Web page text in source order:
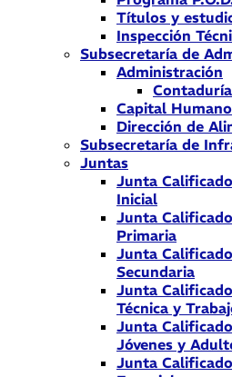
Títulos y
Inspección
Subsecretaría de
Administración
Capital Humano
Dirección de
Subsecretaría de
Juntas
Junta
Inicial
Junta
Primaria
Junta
Secundaria
Junta
Técnica y
Junta
Jóvenes y
Junta